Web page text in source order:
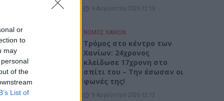
or
to
may
of the
List of
9 Αυγούστου 2026 12:18
ΝΟΜΌΣ ΧΑΝΊΩΝ
Τρόμος στο κέντρο των
Χανίων: 24χρονος
κλείδωσε 17χρονη στο
σπίτι του – Την έσωσαν οι
φωνές της!
9 Αυγούστου 2026 12:13